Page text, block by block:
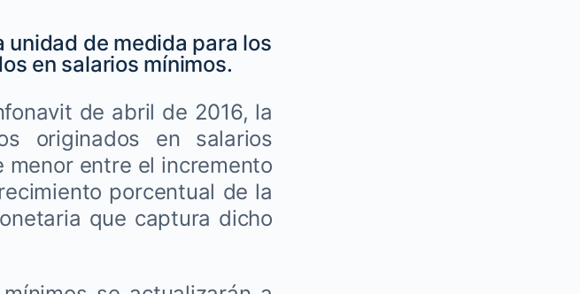
unidad de medida para los
en salarios mínimos.
de abril de 2016, la
originados en salarios
entre el incremento
porcentual de la
que captura dicho